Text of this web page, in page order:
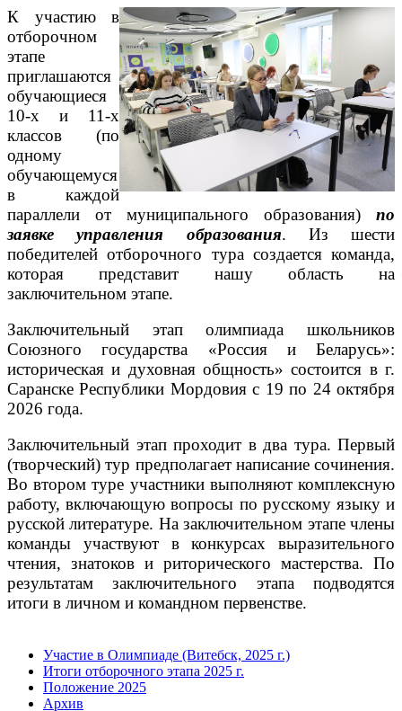
К участию в
отборочном
этапе
приглашаются
обучающиеся
10-х и 11-х
классов (по
одному
обучающемуся
в каждой
параллели от муниципального образования) по
заявке управления образования. Из шести
победителей отборочного тура создается команда,
которая представит нашу область на
заключительном этапе.
Заключительный этап олимпиада школьников
Союзного государства «Россия и Беларусь»:
историческая и духовная общность» состоится в г.
Саранске Республики Мордовия с 19 по 24 октября
2026 года.
Заключительный этап проходит в два тура. Первый
(творческий) тур предполагает написание сочинения.
Во втором туре участники выполняют комплексную
работу, включающую вопросы по русскому языку и
русской литературе. На заключительном этапе члены
команды участвуют в конкурсах выразительного
чтения, знатоков и риторического мастерства. По
результатам заключительного этапа подводятся
итоги в личном и командном первенстве.
Участие в Олимпиаде (Витебск, 2025 г.)
Итоги отборочного этапа 2025 г.
Положение 2025
Архив